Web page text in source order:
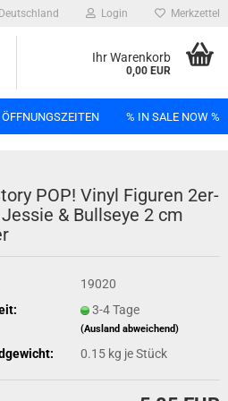
Deutschland Login Merkzettel
Ihr Warenkorb
0,00 EUR
% IN SALE NOW %
POP! Vinyl Fi­gu­ren 2er-​
& Bull­seye 2 cm
19020
3-4 Tage
(Ausland abweichend)
0.15kg je Stück